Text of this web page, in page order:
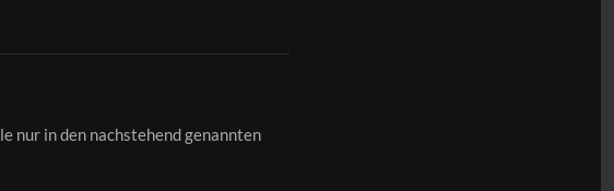
nur in den nachstehend genannten